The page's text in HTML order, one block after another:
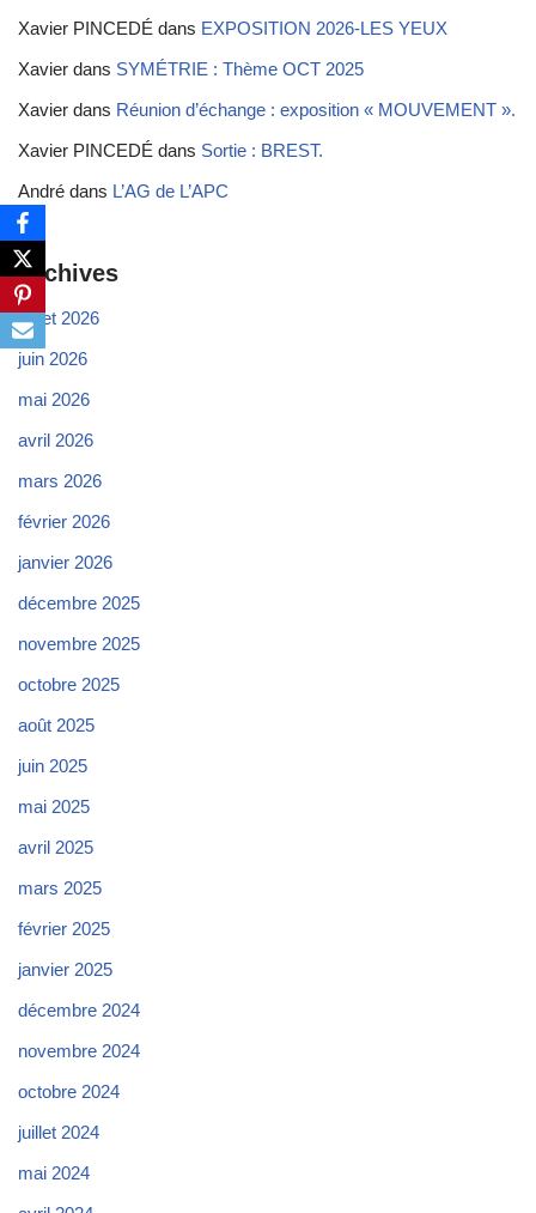
Xavier PINCEDÉ dans EXPOSITION 2026-LES YEUX
Xavier dans SYMÉTRIE : Thème OCT 2025
Xavier dans Réunion d’échange : exposition « MOUVEMENT ».
Xavier PINCEDÉ dans Sortie : BREST.
André dans L’AG de L’APC
Archives
juillet 2026
juin 2026
mai 2026
avril 2026
mars 2026
février 2026
janvier 2026
décembre 2025
novembre 2025
octobre 2025
août 2025
juin 2025
mai 2025
avril 2025
mars 2025
février 2025
janvier 2025
décembre 2024
novembre 2024
octobre 2024
juillet 2024
mai 2024